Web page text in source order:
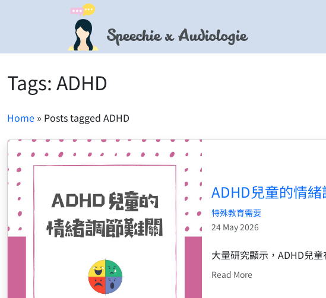
Speechie x Audiologie
Tags: ADHD
Home » Posts tagged ADHD
ADHD兒童的情
特殊教育需要
24 May 2026
大量研究顯示，ADHD兒
Read More